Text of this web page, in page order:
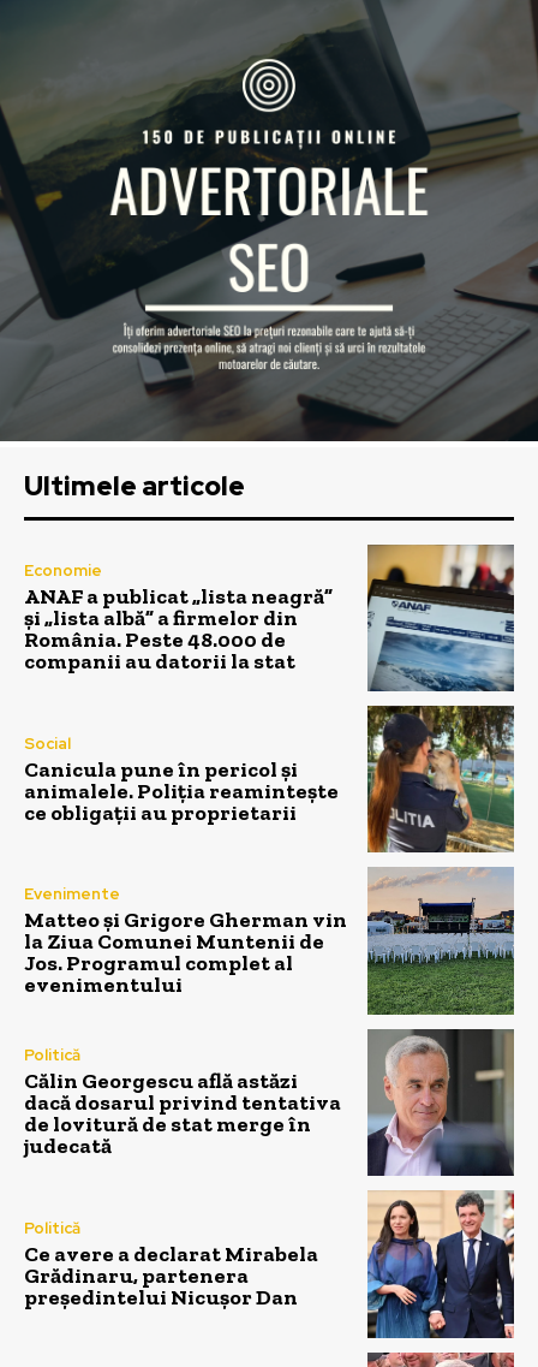
Ultimele articole
Economie
ANAF a publicat „lista neagră”
și „lista albă” a firmelor din
România. Peste 48.000 de
companii au datorii la stat
Social
Canicula pune în pericol și
animalele. Poliția reamintește
ce obligații au proprietarii
Evenimente
Matteo și Grigore Gherman vin
la Ziua Comunei Muntenii de
Jos. Programul complet al
evenimentului
Politică
Călin Georgescu află astăzi
dacă dosarul privind tentativa
de lovitură de stat merge în
judecată
Politică
Ce avere a declarat Mirabela
Grădinaru, partenera
președintelui Nicușor Dan